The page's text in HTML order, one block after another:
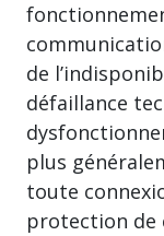
de
défaillance
plus
toute
protection de